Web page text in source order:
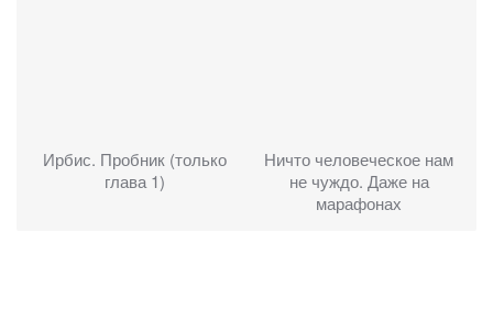
Ирбис. Пробник (только
глава 1)
Ничто человеческое нам
не чуждо. Даже на
марафонах